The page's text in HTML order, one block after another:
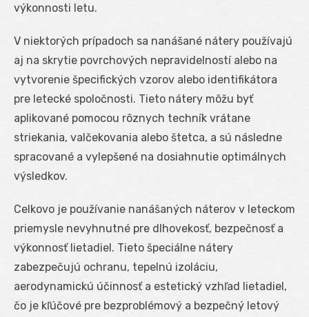
výkonnosti letu.
V niektorých prípadoch sa nanášané nátery používajú
aj na skrytie povrchových nepravidelností alebo na
vytvorenie špecifických vzorov alebo identifikátora
pre letecké spoločnosti. Tieto nátery môžu byť
aplikované pomocou rôznych techník vrátane
striekania, valčekovania alebo štetca, a sú následne
spracované a vylepšené na dosiahnutie optimálnych
výsledkov.
Celkovo je používanie nanášaných náterov v leteckom
priemysle nevyhnutné pre dlhovekosť, bezpečnosť a
výkonnosť lietadiel. Tieto špeciálne nátery
zabezpečujú ochranu, tepelnú izoláciu,
aerodynamickú účinnosť a estetický vzhľad lietadiel,
čo je kľúčové pre bezproblémový a bezpečný letový